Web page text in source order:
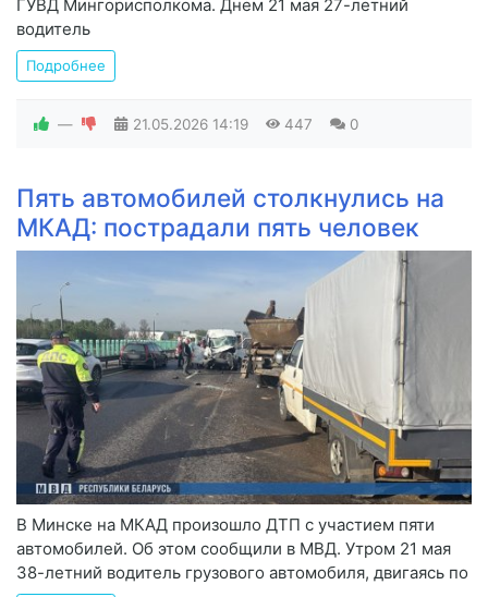
ГУВД Мингорисполкома. Днем 21 мая 27-летний
водитель
Подробнее
— 21.05.2026 14:19 447 0
Пять автомобилей столкнулись на
МКАД: пострадали пять человек
В Минске на МКАД произошло ДТП с участием пяти
автомобилей. Об этом сообщили в МВД. Утром 21 мая
38-летний водитель грузового автомобиля, двигаясь по